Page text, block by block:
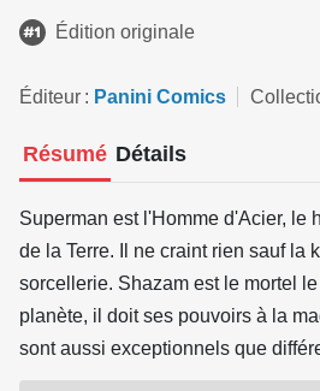
Édition originale
Éditeur Panini Comics
Résumé Détails
Superman est l'Homme d'Acier, le
de la Terre. Il ne craint rien sauf la
sorcellerie. Shazam est le mortel
planète, il doit ses pouvoirs à la
sont aussi exceptionnels que
ennemis ? L'histoire de leur